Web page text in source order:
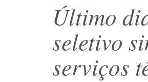
Último
seletivo
serviços